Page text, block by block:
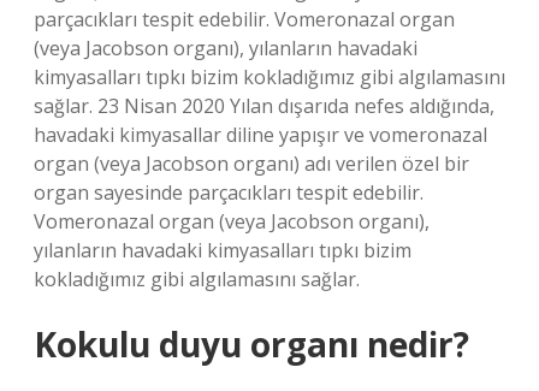
parçacıkları tespit edebilir. Vomeronazal organ
(veya Jacobson organı), yılanların havadaki
kimyasalları tıpkı bizim kokladığımız gibi algılamasını
sağlar. 23 Nisan 2020 Yılan dışarıda nefes aldığında,
havadaki kimyasallar diline yapışır ve vomeronazal
organ (veya Jacobson organı) adı verilen özel bir
organ sayesinde parçacıkları tespit edebilir.
Vomeronazal organ (veya Jacobson organı),
yılanların havadaki kimyasalları tıpkı bizim
kokladığımız gibi algılamasını sağlar.
Kokulu duyu organı nedir?